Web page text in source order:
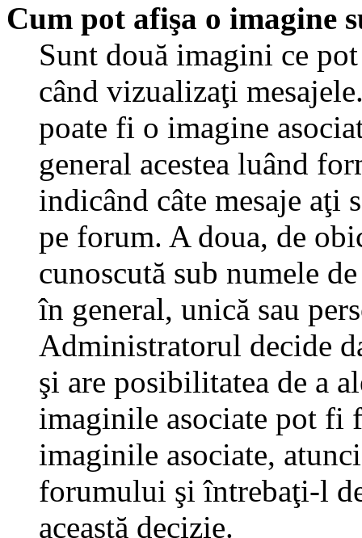
Cum pot afişa o imagine
Sunt două imagini ce
când vizualizaţi
poate fi o imagine
general acestea luând
indicând câte mesaje aţi
pe forum. A doua, de
cunoscută sub numele
în general, unică sau
Administratorul decide
şi are posibilitatea de a
imaginile asociate pot fi
imaginile asociate,
forumului şi întrebaţi-l
această decizie.